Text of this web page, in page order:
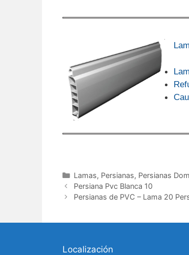
Categorías
Lamas, Persianas, Persianas
Persiana Pvc Blanca 10
Persianas de PVC – Lama 20
Localización